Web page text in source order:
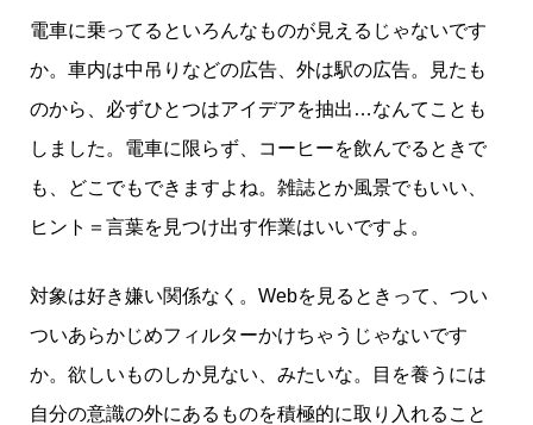
電車に乗ってるといろんなものが見えるじゃないです
か。車内は中吊りなどの広告、外は駅の広告。見たも
のから、必ずひとつはアイデアを抽出…なんてことも
しました。電車に限らず、コーヒーを飲んでるときで
も、どこでもできますよね。雑誌とか風景でもいい、
ヒント＝言葉を見つけ出す作業はいいですよ。
対象は好き嫌い関係なく。Webを見るときって、つい
ついあらかじめフィルターかけちゃうじゃないです
か。欲しいものしか見ない、みたいな。目を養うには
自分の意識の外にあるものを積極的に取り入れること